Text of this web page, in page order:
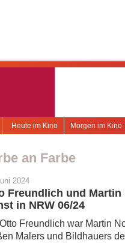
Morgen im Kino
Heute im Kino
an Farbe
2024
Freundlich und
in NRW 06/24
Freundlich war Martin
Malers und Bildhauers